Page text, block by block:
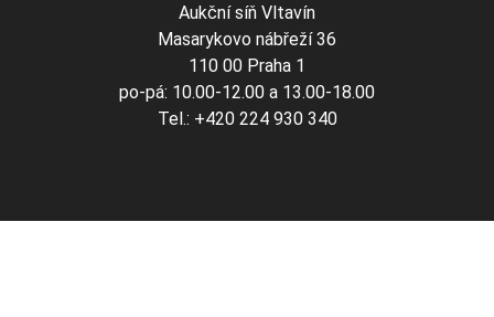
Aukční síň Vltavín
Masarykovo nábřeží 36
110 00 Praha 1
po-pá: 10.00-12.00 a 13.00-18.00
Tel.: +420 224 930 340